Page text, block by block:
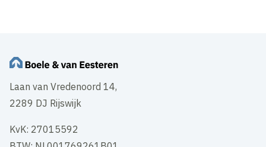
Laan van Vredenoord 14,
2289 DJ Rijswijk
KvK: 27015592